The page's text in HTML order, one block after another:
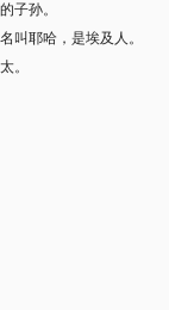
子孙。
叫耶哈，是埃及人。
。